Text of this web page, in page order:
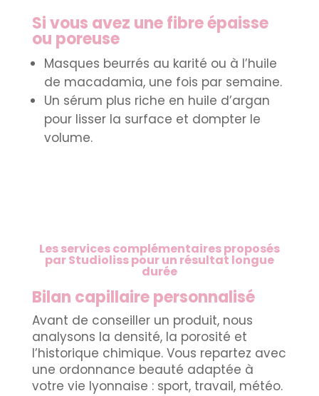
Si vous avez une fibre épaisse
ou poreuse
Masques beurrés au karité ou à l’huile
de macadamia, une fois par semaine.
Un sérum plus riche en huile d’argan
pour lisser la surface et dompter le
volume.
Les services complémentaires proposés
par Studioliss pour un résultat longue
durée
Bilan capillaire personnalisé
Avant de conseiller un produit, nous
analysons la densité, la porosité et
l’historique chimique. Vous repartez avec
une ordonnance beauté adaptée à
votre vie lyonnaise : sport, travail, météo.